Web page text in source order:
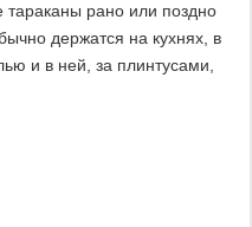
тараканы рано или поздно
держатся на кухнях, в
и в ней, за плинтусами,